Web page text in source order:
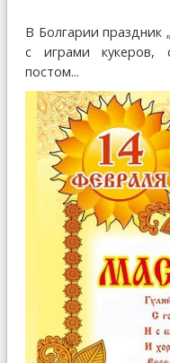
В Болгарии праздник
с играми кукеров,
постом...